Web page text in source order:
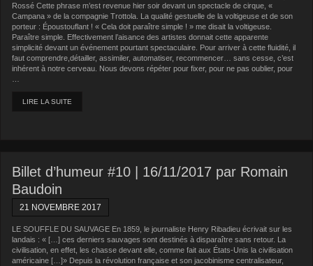
Rossé Cette phrase m’est revenue hier soir devant un spectacle de cirque, «
Campana » de la compagnie Trottola. La qualité gestuelle de la voltigeuse et de son
porteur : Époustouflant ! « Cela doit paraître simple ! » me disait la voltigeuse.
Paraître simple. Effectivement l’aisance des artistes donnait cette apparente
simplicité devant un événement pourtant spectaculaire. Pour arriver à cette fluidité, il
faut comprendre,détailler, assimiler, automatiser, recommencer… sans cesse, c’est
inhérent à notre cerveau. Nous devons répéter pour fixer, pour ne pas oublier, pour
LIRE LA SUITE
Billet d’humeur #10 | 16/11/2017 par Romain
Baudoin
21 NOVEMBRE 2017
LE SOUFFLE DU SAUVAGE En 1859, le journaliste Henry Ribadieu écrivait sur les
landais : « […] ces derniers sauvages sont destinés à disparaître sans retour. La
civilisation, en effet, les chasse devant elle, comme fait aux États-Unis la civilisation
américaine […]» Depuis la révolution française et son jacobinisme centralisateur,